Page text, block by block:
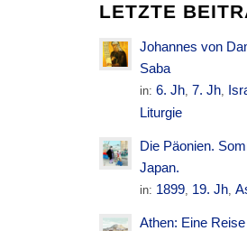
LETZTE
Johannes von
Saba
in:6. Jh, 7. Jh,
Liturgie
Die Päonien.
Japan.
in: 1899, 19. Jh,
Athen: Eine